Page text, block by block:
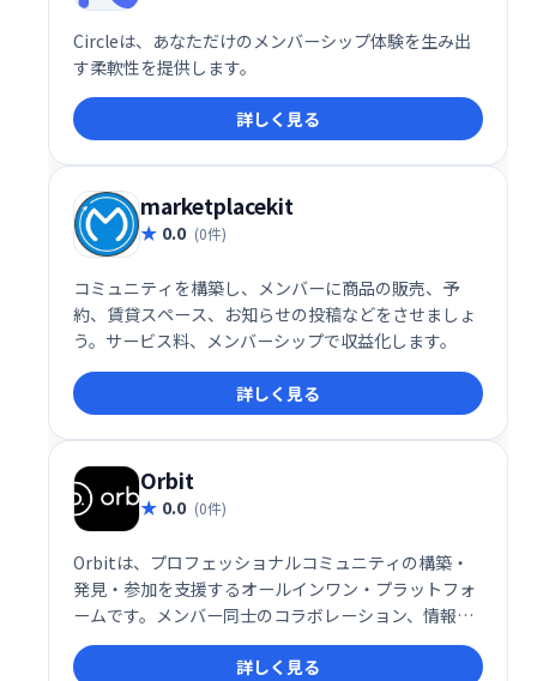
Circleは、あなただけのメンバーシップ体験を生み出
す柔軟性を提供します。
詳しく見る
marketplacekit
0.0 (0件)
コミュニティを構築し、メンバーに商品の販売、予
約、賃貸スペース、お知らせの投稿などをさせましょ
う。サービス料、メンバーシップで収益化します。
詳しく見る
Orbit
0.0 (0件)
Orbitは、プロフェッショナルコミュニティの構築・
発見・参加を支援するオールインワン・プラットフォ
ームです。メンバー同士のコラボレーション、情報共
有、学習を促進し、活気のあるコミュニティ形成をサ
ポートします。
詳しく見る